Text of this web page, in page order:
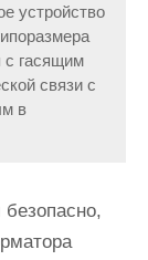
устройство
с гасящим
связи с
в